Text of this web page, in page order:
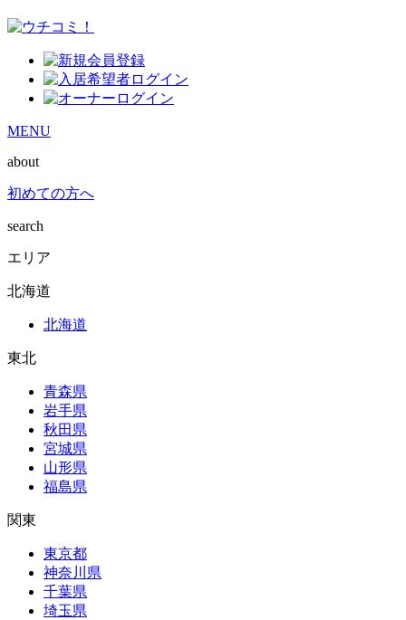
MENU
about
初めての方へ
search
エリア
北海道
北海道
東北
青森県
岩手県
秋田県
宮城県
山形県
福島県
関東
東京都
神奈川県
千葉県
埼玉県